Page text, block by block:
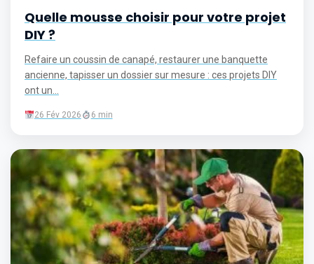
Quelle mousse choisir pour votre projet
DIY ?
Refaire un coussin de canapé, restaurer une banquette
ancienne, tapisser un dossier sur mesure : ces projets DIY
ont un...
26 Fév 2026 6 min